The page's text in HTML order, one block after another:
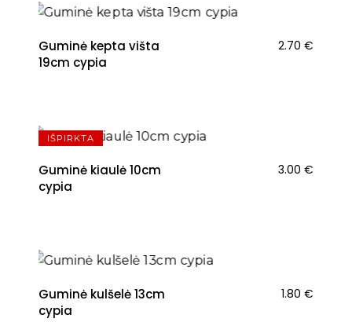
Guminė kepta višta
19cm cypia
2.70 €
IŠPIRKTA
Guminė kiaulė 10cm
cypia
3.00 €
Guminė kulšelė 13cm
cypia
1.80 €